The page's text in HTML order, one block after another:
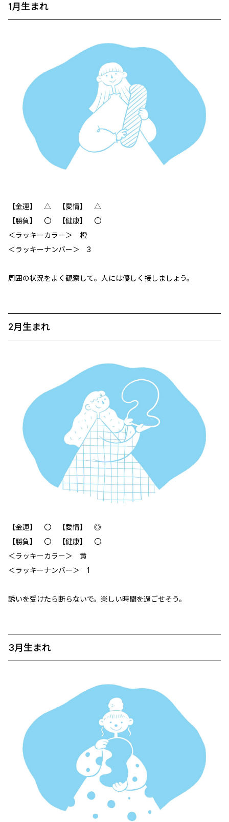
1月生まれ
【金運】 △ 【愛情】 △
【勝負】 〇 【健康】 〇
＜ラッキーカラー＞ 橙
＜ラッキーナンバー＞ 3
周囲の状況をよく観察して。人には優しく接しましょう。
2月生まれ
【金運】 〇 【愛情】 ◎
【勝負】 〇 【健康】 〇
＜ラッキーカラー＞ 黄
＜ラッキーナンバー＞ 1
誘いを受けたら断らないで。楽しい時間を過ごせそう。
3月生まれ